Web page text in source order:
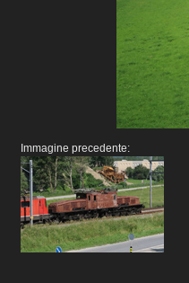
Immagine precedente: